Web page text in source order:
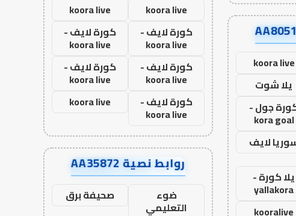
koora live
يلا شوت
جول -
kora goal
لايف
يلا كورة -
yallakora
kooralive
koora live
koora live
كورة لايف -
koora live
كورة لايف -
koora live
كورة لايف -
koora live
كورة لايف -
koora live
كورة لايف -
koora live
koora live
روابط نصية AA35872
ضوء
التعليمي
صحيفة برق